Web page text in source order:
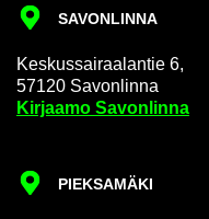
SA­VON­LIN­NA
Kes­kus­sai­raa­lan­tie 6,
57120 Sa­von­lin­na
Kir­jaa­mo Sa­von­lin­na
PIEK­SA­MÄ­KI